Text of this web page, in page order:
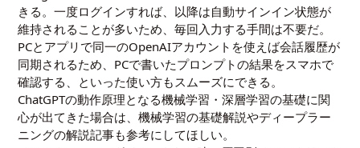
きる。一度ログインすれば、以降は自動サインイン状態が
維持されることが多いため、毎回入力する手間は不要だ。
PCとアプリで同一のOpenAIアカウントを使えば会話履歴が
同期されるため、PCで書いたプロンプトの結果をスマホで
確認する、といった使い方もスムーズにできる。
ChatGPTの動作原理となる機械学習・深層学習の基礎に関
心が出てきた場合は、機械学習の基礎解説やディープラー
ニングの解説記事も参考にしてほしい。